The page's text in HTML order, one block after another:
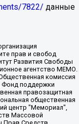
7822/ данные
Маяковская Екатерина Алексеевна, Фейгин Марк Захарович, Филимонов Андрей Викторович, Дзугкоева Регина Николаевна, Доброхотов Роман Александрович, Дудь Юрий Александрович, Елкин Сергей Владимирович, Кругликов Кирилл Игоревич, Сабунаева Мария Леонидовна, Семенов Алексей Владимирович, Шаинян Карен Багратович, Шульман Екатерина Михайловна, Асафьев Артур Валерьевич, Вахштайн Виктор Семенович, Венедиктов Алексей Алексеевич, Лушникова Екатерина Евгеньевна, Волков Леонид Михайлович, Невзоров Александр Глебович, Пархоменко Сергей Борисович, Сироткин Ярослав Николаевич, Кара-Мурза Владимир Владимирович, Баранова Наталья Владимировна, Гозман Леонид Яковлевич, Кагарлицкий Борис Юльевич, Климарев Михаил Валерьевич, Милов Владимир Станиславович, Автономная некоммерческая организация Краснодарский центр современного искусства "Типография", Моргенштерн Алишер Тагирович, Соболь Любовь Эдуардовна, Общество с ограниченной ответственностью "ЛИЗА НОРМ", Каспаров Гарри Кимович, Ходорковский Михаил Борисович, Общество с ограниченной ответственностью "Апрельские тезисы", Данилович Ирина Брониславовна, Кашин Олег Владимирович, Петров Николай Владимирович, Пивоваров Алексей Владимирович, Соколов Михаил Владимирович, Цветкова Юлия Владимировна, Чичваркин Евгений Александрович, Комитет против пыток/Команда против пыток, Общество с ограниченной ответственностью "Первый научный", Общество с ограниченной ответственностью "Вертолет и ко", Белоцерковская Вероника Борисовна, Кац Максим Евгеньевич, Лазарева Татьяна Юрьевна, Шаведдинов Руслан Табризович, Яшин Илья Валерьевич, Общество с ограниченной ответственностью "Иноагент ААВ", Алешковский Дмитрий Петрович, Альбац Евгения Марковна, Быков Дмитрий Львович, Галямина Юлия Евгеньевна, Лойко Сергей Леонидович, Мартынов Кирилл Константинович, Медведев Сергей Александрович, Крашенинников Федор Геннадиевич, Гордеева Катерина Вл